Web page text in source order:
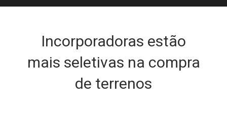
Incorporadoras estão
mais seletivas na compra
de terrenos